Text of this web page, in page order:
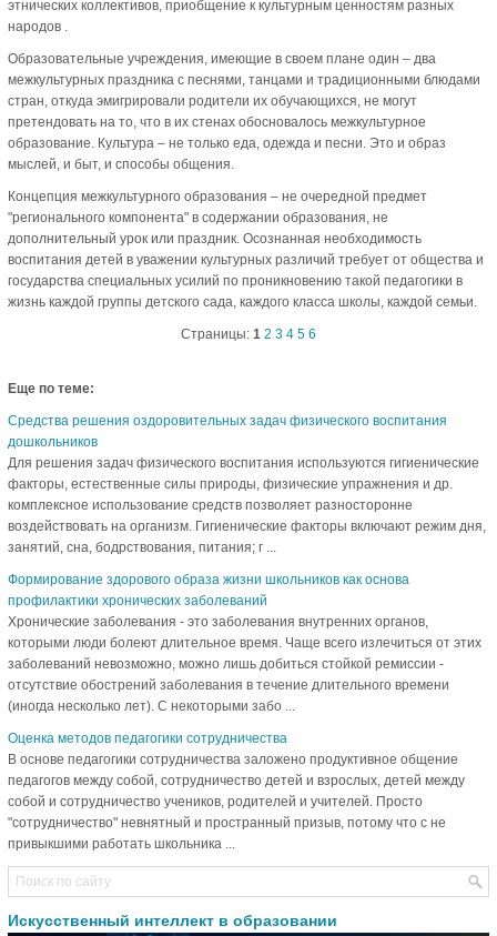
этнических коллективов, приобщение к культурным ценностям разных
народов .
Образовательные учреждения, имеющие в своем плане один – два
межкультурных праздника с песнями, танцами и традиционными блюдами
стран, откуда эмигрировали родители их обучающихся, не могут
претендовать на то, что в их стенах обосновалось межкультурное
образование. Культура – не только еда, одежда и песни. Это и образ
мыслей, и быт, и способы общения.
Концепция межкультурного образования – не очередной предмет
"регионального компонента" в содержании образования, не
дополнительный урок или праздник. Осознанная необходимость
воспитания детей в уважении культурных различий требует от общества и
государства специальных усилий по проникновению такой педагогики в
жизнь каждой группы детского сада, каждого класса школы, каждой семьи.
Страницы: 1 2 3 4 5 6
Еще по теме:
Средства решения оздоровительных задач физического воспитания
дошкольников
Для решения задач физического воспитания используются гигиенические
факторы, естественные силы природы, физические упражнения и др.
комплексное использование средств позволяет разносторонне
воздействовать на организм. Гигиенические факторы включают режим дня,
занятий, сна, бодрствования, питания; г ...
Формирование здорового образа жизни школьников как основа
профилактики хронических заболеваний
Хронические заболевания - это заболевания внутренних органов,
которыми люди болеют длительное время. Чаще всего излечиться от этих
заболеваний невозможно, можно лишь добиться стойкой ремиссии -
отсутствие обострений заболевания в течение длительного времени
(иногда несколько лет). С некоторыми забо ...
Оценка методов педагогики сотрудничества
В основе педагогики сотрудничества заложено продуктивное общение
педагогов между собой, сотрудничество детей и взрослых, детей между
собой и сотрудничество учеников, родителей и учителей. Просто
"сотрудничество" невнятный и пространный призыв, потому что с не
привыкшими работать школьника ...
Искусственный интеллект в образовании